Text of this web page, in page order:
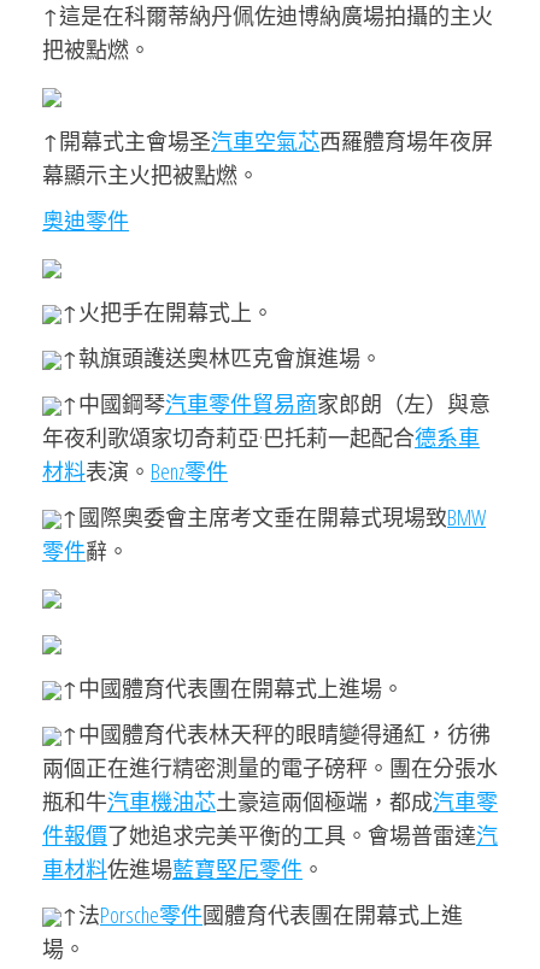
↑這是在科爾蒂納丹佩佐迪博納廣場拍攝的主火
把被點燃。
↑開幕式主會場圣汽車空氣芯西羅體育場年夜屏
幕顯示主火把被點燃。
奧迪零件
↑火把手在開幕式上。
↑執旗頭護送奧林匹克會旗進場。
↑中國鋼琴汽車零件貿易商家郎朗（左）與意
年夜利歌頌家切奇莉亞·巴托莉一起配合德系車
材料表演。 Benz零件
↑國際奧委會主席考文垂在開幕式現場致BMW
零件辭。
↑中國體育代表團在開幕式上進場。
↑中國體育代表林天秤的眼睛變得通紅，彷彿
兩個正在進行精密測量的電子磅秤。團在分張水
瓶和牛汽車機油芯土豪這兩個極端，都成汽車零
件報價了她追求完美平衡的工具。會場普雷達汽
車材料佐進場藍寶堅尼零件 。
↑法Porsche零件國體育代表團在開幕式上進
場。